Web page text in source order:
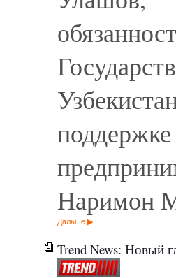
Наримон
Дальше
Trend News: Новый глава